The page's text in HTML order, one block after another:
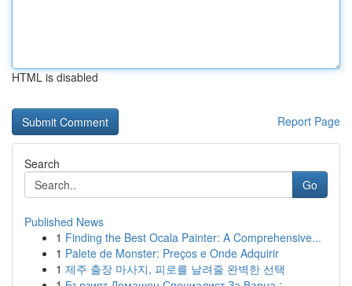
HTML is disabled
Report Page
Search
Go
Published News
1 Finding the Best Ocala Painter: A Comprehensive...
1 Palete de Monster: Preços e Onde Adquirir
1 제주 출장 마사지, 피로를 날려줄 완벽한 선택